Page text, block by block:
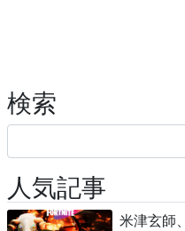
検索
人気記事
米津玄師